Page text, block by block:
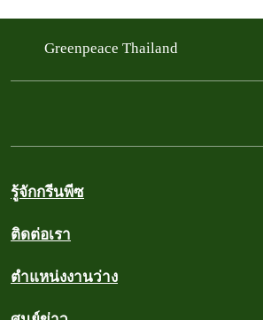
Greenpeace Thailand
รู้จักกรีนพีซ
ติดต่อเรา
ตำแหน่งงานว่าง